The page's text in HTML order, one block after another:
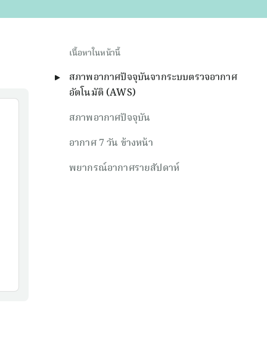
เนื้อหาในหน้านี้
สภาพอากาศปัจจุบันจากระบบตรวจอากาศ
อัตโนมัติ (AWS)
สภาพอากาศปัจจุบัน
อากาศ 7 วัน ข้างหน้า
พยากรณ์อากาศรายสัปดาห์